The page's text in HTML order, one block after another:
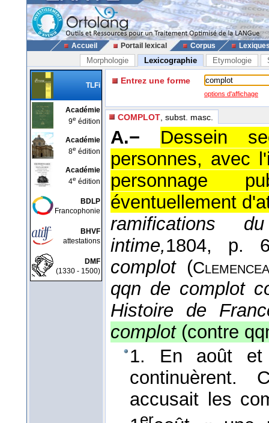
Accueil Portail lexical Corpus
Morphologie Lexicographie Etymologie
TLFi
Académie
9e édition
Académie
8e édition
Académie
4e édition
BDLP
Francophonie
BHVF
attestations
DMF
(1330 - 1500)
Entrez une forme
options d'affichage
COMPLOT , subst. masc.
A.−
Dessein
personnes, avec
personnage
éventuellement
ramifications
intime,1804, p.
complot(
qqn de complot
Histoire de
complot(contre
1. En août et
accusait les
er